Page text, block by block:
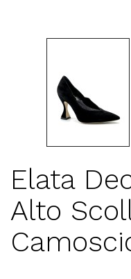
Elata
Alto